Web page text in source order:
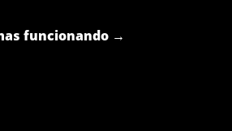
funcionando →